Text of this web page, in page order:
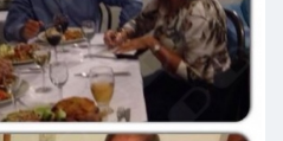
clara, detallada y
confianza para